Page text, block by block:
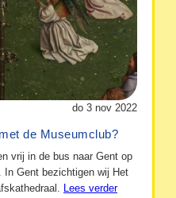
do 3 nov 2022
de Museumclub?
vrij in de bus naar Gent op
In Gent bezichtigen wij Het
Lees verder